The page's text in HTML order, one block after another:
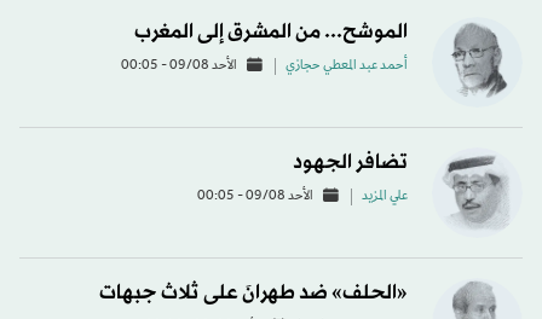
الموشح... من المشرق إلى المغرب
أحمد عبد المعطي حجازي الأحد 09/08 - 00:05
تضافر الجهود
علي المزيد الأحد 09/08 - 00:05
«الحلف» ضد طهرانَ على ثلاث جبهات